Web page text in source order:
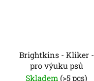
Brightkins - Kliker -
pro výuku psů
Skladem (>5 pcs)